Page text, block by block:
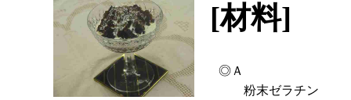
[材料]
◎Ａ
粉末ゼラチン